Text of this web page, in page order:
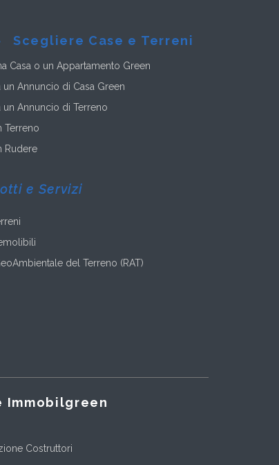
Scegliere Case e Terreni
Casa o un Appartamento Green
un Annuncio di Casa Green
un Annuncio di Terreno
Terreno
Rudere
e Servizi
del Terreno (RAT)
Immobilgreen
Costruttori